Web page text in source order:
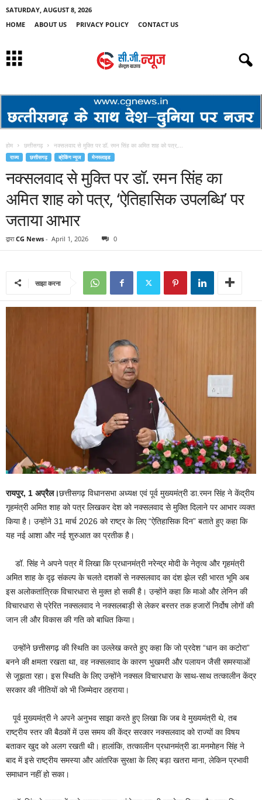
SATURDAY, AUGUST 8, 2026
HOME
ABOUT US PRIVACY POLICY CONTACT US
होम छत्तीसगढ़ नक्सलवाद से मुक्ति पर डॉ. रमन सिंह का अमित शाह को पत्र,...
राज्य छत्तीसगढ़ ब्रेकिंग न्यूज मेनस्लाइड
नक्सलवाद से मुक्ति पर डॉ. रमन सिंह का
अमित शाह को पत्र, ‘ऐतिहासिक उपलब्धि’ पर
जताया आभार
द्वारा CG News - April 1, 2026 0
साझा करना
रायपुर, 1 अप्रैल।छत्तीसगढ़ विधानसभा अध्यक्ष एवं पूर्व मुख्यमंत्री डा.रमन सिंह ने केंद्रीय
गृहमंत्री अमित शाह को पत्र लिखकर देश को नक्सलवाद से मुक्ति दिलाने पर आभार व्यक्त
किया है। उन्होंने 31 मार्च 2026 को राष्ट्र के लिए “ऐतिहासिक दिन” बताते हुए कहा कि
यह नई आशा और नई शुरुआत का प्रतीक है।
डॉ. सिंह ने अपने पत्र में लिखा कि प्रधानमंत्री नरेन्द्र मोदी के नेतृत्व और गृहमंत्री
अमित शाह के दृढ़ संकल्प के चलते दशकों से नक्सलवाद का दंश झेल रही भारत भूमि अब
इस अलोकतांत्रिक विचारधारा से मुक्त हो सकी है। उन्होंने कहा कि माओ और लेनिन की
विचारधारा से प्रेरित नक्सलवाद ने नक्सलबाड़ी से लेकर बस्तर तक हजारों निर्दोष लोगों की
जान ली और विकास की गति को बाधित किया।
उन्होंने छत्तीसगढ़ की स्थिति का उल्लेख करते हुए कहा कि जो प्रदेश “धान का कटोरा”
बनने की क्षमता रखता था, वह नक्सलवाद के कारण भुखमरी और पलायन जैसी समस्याओं
से जूझता रहा। इस स्थिति के लिए उन्होंने नक्सल विचारधारा के साथ-साथ तत्कालीन केंद्र
सरकार की नीतियों को भी जिम्मेदार ठहराया।
पूर्व मुख्यमंत्री ने अपने अनुभव साझा करते हुए लिखा कि जब वे मुख्यमंत्री थे, तब
राष्ट्रीय स्तर की बैठकों में उस समय की केंद्र सरकार नक्सलवाद को राज्यों का विषय
बताकर खुद को अलग रखती थी। हालांकि, तत्कालीन प्रधानमंत्री डा.मनमोहन सिंह ने
बाद में इसे राष्ट्रीय समस्या और आंतरिक सुरक्षा के लिए बड़ा खतरा माना, लेकिन प्रभावी
समाधान नहीं हो सका।